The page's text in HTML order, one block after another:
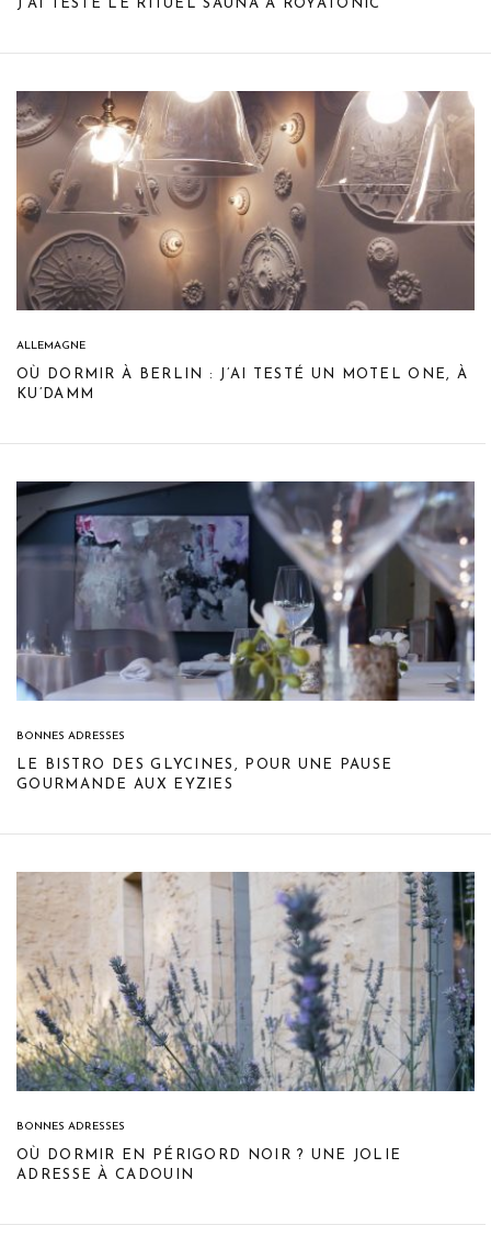
J’AI TESTÉ LE RITUEL SAUNA À ROYATONIC
ALLEMAGNE
OÙ DORMIR À BERLIN : J’AI TESTÉ UN MOTEL ONE, À
KU’DAMM
BONNES ADRESSES
LE BISTRO DES GLYCINES, POUR UNE PAUSE
GOURMANDE AUX EYZIES
BONNES ADRESSES
OÙ DORMIR EN PÉRIGORD NOIR ? UNE JOLIE
ADRESSE À CADOUIN